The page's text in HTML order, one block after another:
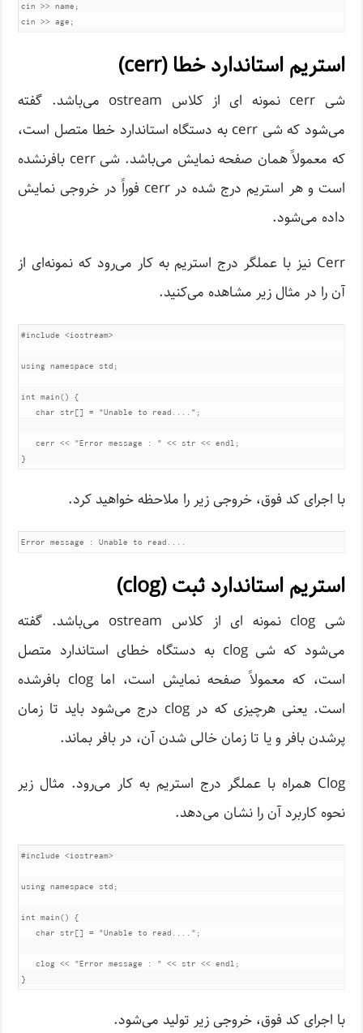
cin >> name;
استریم استاندارد خطا (cerr)
شی cerr نمونه ای از کلاس ostream می‌باشد. گفته
می‌شود که شی cerr به دستگاه استاندارد خطا متصل است،
که معمولاً همان صفحه نمایش می‌باشد. شی cerr بافرنشده
است و هر استریم درج شده در cerr فوراً در خروجی نمایش
داده می‌شود.
Cerr نیز با عملگر درج استریم به کار می‌رود که نمونه‌ای از
آن را در مثال زیر مشاهده می‌کنید.
#include <iostream>
using namespace std ;
int main()
{
char
str[] = "Unable to read...." ;
   cerr
<< "Error message : " << str << endl ;
}
با اجرای کد فوق، خروجی زیر را ملاحظه خواهید کرد.
استریم استاندارد ثبت (clog)
شی clog نمونه ای از کلاس ostream می‌باشد. گفته
می‌شود که شی clog به دستگاه خطای استاندارد متصل
است، که معمولاً صفحه نمایش است، اما clog بافرشده
است. یعنی هرچیزی که در clog درج می‌شود باید تا زمان
پرشدن بافر و یا تا زمان خالی شدن آن، در بافر بماند.
Clog همراه با عملگر درج استریم به کار می‌رود. مثال زیر
نحوه کاربرد آن را نشان می‌دهد.
#include <iostream>
using namespace std ;
int main()
{
char
str[] = "Unable to read...." ;
   clog
<< "Error message : " << str << endl ;
}
با اجرای کد فوق، خروجی زیر تولید می‌شود.